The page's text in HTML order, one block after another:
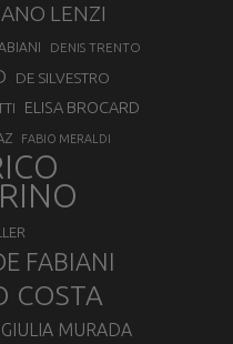
LENZI
DENIS TRENTO
DE SILVESTRO
ELISA BROCARD
FABIO MERALDI
FABIANI
COSTA
GIULIA MURADA